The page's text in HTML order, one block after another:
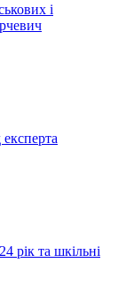
і
рік та шкільні